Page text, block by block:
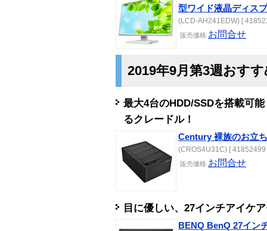
型ワイド液晶ディス
(LCD-AH241EDW) [
販売価格 お問合せ
2019年9月第3週おす
最大4台のHDD/SSDを搭載可
るクレードル！
Century 裸族のお立
(CROS4U31C) [ 41852499
販売価格 お問合せ
目に優しい、27インチアイケ
BENQ BenQ 27イン